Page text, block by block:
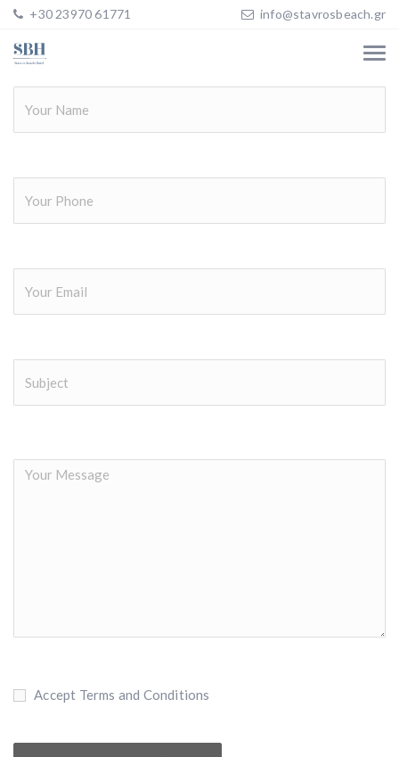
+30 23970 61771 info@stavrosbeach.gr
Accept Terms and Conditions